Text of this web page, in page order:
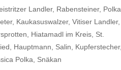
Landler, Rabensteiner, Polka
Kaukasuswalzer, Vitiser Landler,
Hiatamadl im Kreis, St.
Hauptmann, Salin, Kupferstecher,
Polka, Snäkan